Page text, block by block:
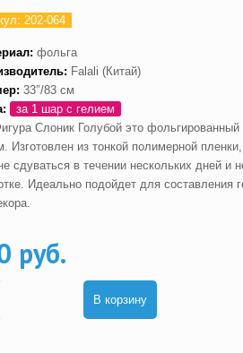
202-064
фольга
Falali (Китай)
33″/83 см
за 1 шар с гелием
Слоник Голубой это
Изготовлен из тонкой полимерной
сдуваться в течении нескольких дней и
Идеально подойдет для составления
руб.
В корзину